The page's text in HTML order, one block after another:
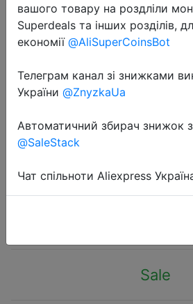
2023-08-10
Kit Compatible With
2nd And 3rd
M.2 NVME SDD
Sale
вашого товару на роздліли
Superdeals та інших розділів,
економії @AliSuperCoinsBot
Телеграм канал зі знижками
України @ZnyzkaUa
Автоматичний збирач знижок
@SaleStack
Чат спільноти Aliexpress